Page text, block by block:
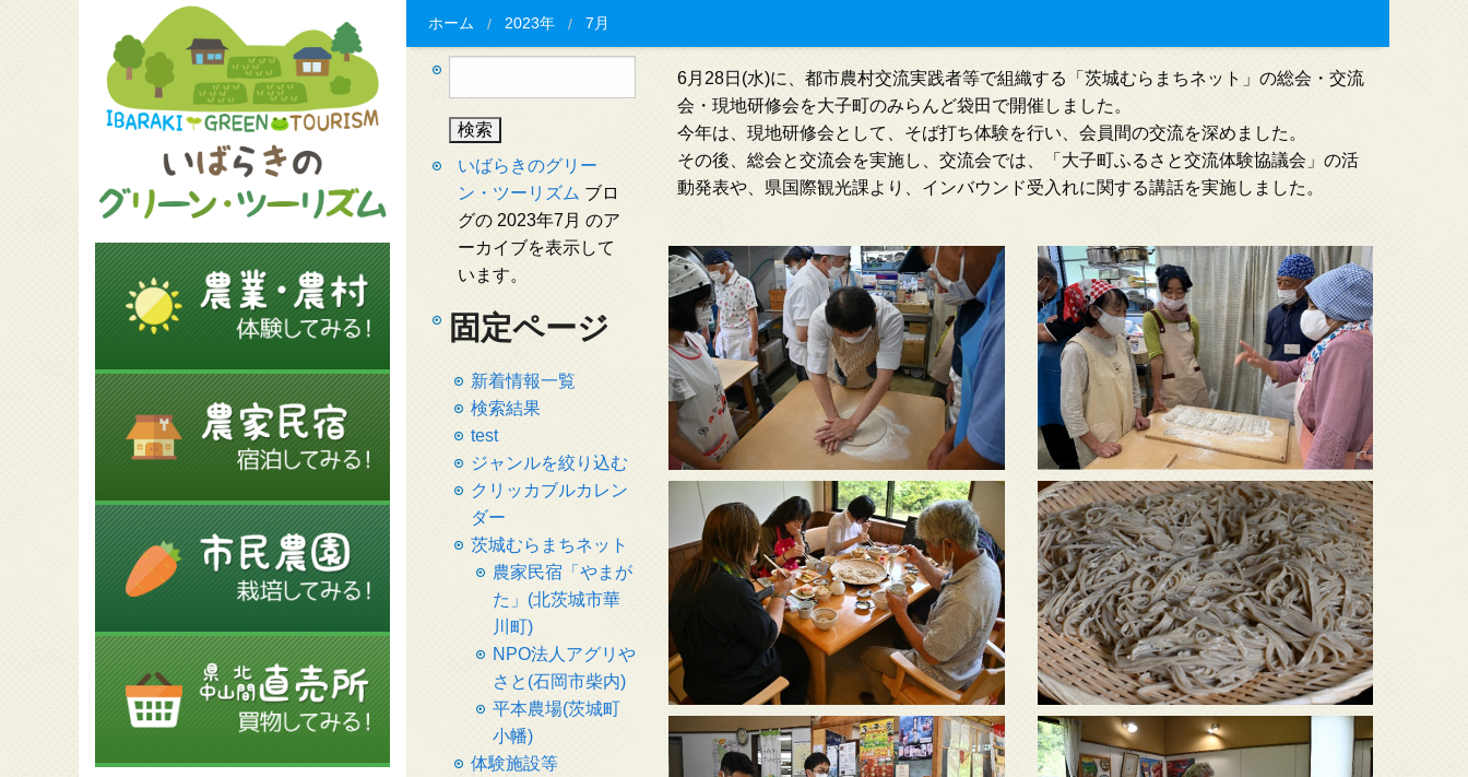
ホーム 2023年 7月
6月28日(水)に、都市農村交流実践者等で組織する「茨城むらまちネット」の総会・交流
会・現地研修会を大子町のみらんど袋田で開催しました。
今年は、現地研修会として、そば打ち体験を行い、会員間の交流を深めました。
その後、総会と交流会を実施し、交流会では、「大子町ふるさと交流体験協議会」の活
動発表や、県国際観光課より、インバウンド受入れに関する講話を実施しました。
索:
いばらきのグリー
ン・ツーリズム ブロ
グの 2023年7月 のア
ーカイブを表示して
います。
固定ページ
新着情報一覧
検索結果
test
ジャンルを絞り込む
クリッカブルカレン
ダー
茨城むらまちネット
農家民宿「やまが
た」(北茨城市華
川町)
NPO法人アグリや
さと(石岡市柴内)
平本農場(茨城町
小幡)
体験施設等